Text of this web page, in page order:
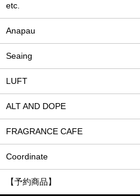
etc.
Anapau
Seaing
LUFT
ALT AND DOPE
FRAGRANCE CAFE
Coordinate
【予約商品】